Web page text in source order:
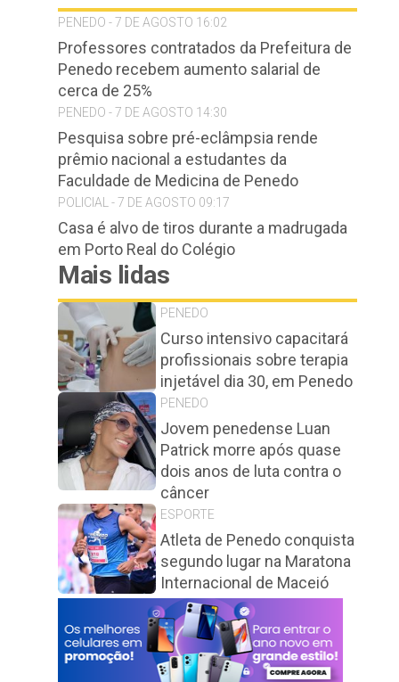
PENEDO - 7 DE AGOSTO 16:02
Professores contratados da Prefeitura de
Penedo recebem aumento salarial de
cerca de 25%
PENEDO - 7 DE AGOSTO 14:30
Pesquisa sobre pré-eclâmpsia rende
prêmio nacional a estudantes da
Faculdade de Medicina de Penedo
POLICIAL - 7 DE AGOSTO 09:17
Casa é alvo de tiros durante a madrugada
em Porto Real do Colégio
Mais lidas
PENEDO
Curso intensivo capacitará
profissionais sobre terapia
injetável dia 30, em Penedo
PENEDO
Jovem penedense Luan
Patrick morre após quase
dois anos de luta contra o
câncer
ESPORTE
Atleta de Penedo conquista
segundo lugar na Maratona
Internacional de Maceió